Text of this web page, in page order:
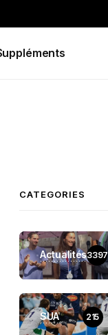
CATEGORIES
Actualités3397
SUA 215